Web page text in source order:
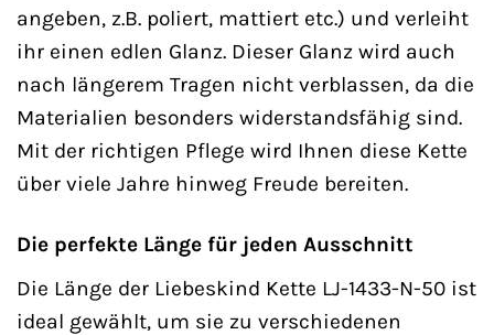
angeben, z.B. poliert, mattiert etc.) und verleiht
ihr einen edlen Glanz. Dieser Glanz wird auch
nach längerem Tragen nicht verblassen, da die
Materialien besonders widerstandsfähig sind.
Mit der richtigen Pflege wird Ihnen diese Kette
über viele Jahre hinweg Freude bereiten.
Die perfekte Länge für jeden Ausschnitt
Die Länge der Liebeskind Kette LJ-1433-N-50 ist
ideal gewählt, um sie zu verschiedenen